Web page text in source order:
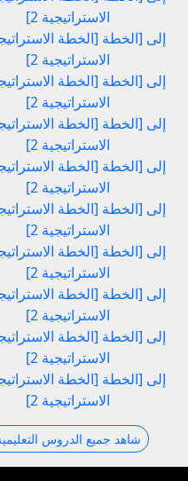
الاستراتيجية 2]
الاستراتيجية 2]
الاستراتيجية 2]
الاستراتيجية 2]
الاستراتيجية 2]
الاستراتيجية 2]
الاستراتيجية 2]
الاستراتيجية 2]
الاستراتيجية 2]
الاستراتيجية 2]
شاهد جميع الدروس